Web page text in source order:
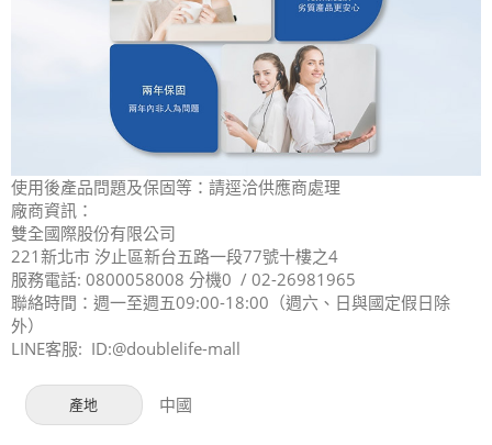
使用後產品問題及保固等：請逕洽供應商處理
廠商資訊：
雙全國際股份有限公司
221新北市 汐止區新台五路一段77號十樓之4
服務電話: 0800058008 分機0 / 02-26981965
聯絡時間：週一至週五09:00-18:00（週六、日與國定假日除
外）
LINE客服: ID:@doublelife-mall
產地 中國